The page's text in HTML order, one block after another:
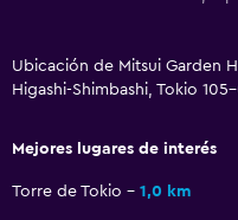
Salud y seguridad
Botiquín de primeros
Cámaras CCTV en zonas
Ubicación de Mitsui Garden
Higashi-Shimbashi, Tokio
Mejores lugares de interés
Torre de Tokio 1,0 km